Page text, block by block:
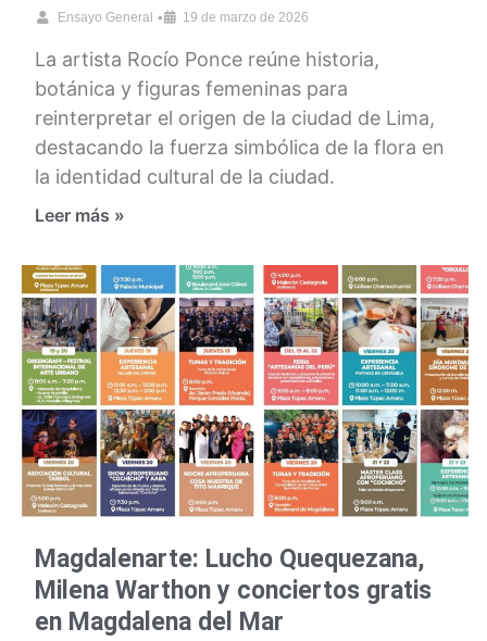
Ensayo General • 19 de marzo de 2026
La artista Rocío Ponce reúne historia,
botánica y figuras femeninas para
reinterpretar el origen de la ciudad de Lima,
destacando la fuerza simbólica de la flora en
la identidad cultural de la ciudad.
Leer más »
Magdalenarte: Lucho Quequezana,
Milena Warthon y conciertos gratis
en Magdalena del Mar